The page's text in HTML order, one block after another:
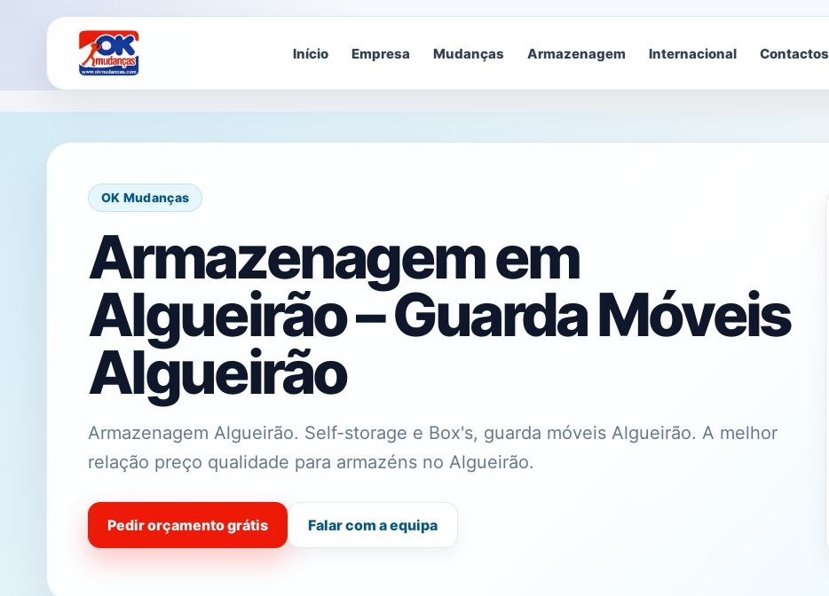
Início Empresa Mudanças Armazenagem Internacional Contactos
OK Mudanças
Armazenagem em
Algueirão – Guarda Móveis
Algueirão
Armazenagem Algueirão. Self-storage e Box's, guarda móveis Algueirão. A melhor
relação preço qualidade para armazéns no Algueirão.
Pedir orçamento grátis Falar com a equipa